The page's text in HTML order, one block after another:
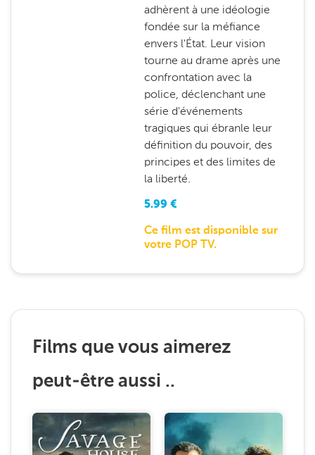
adhèrent à une idéologie
fondée sur la méfiance
envers l'État. Leur vision
tourne au drame après une
confrontation avec la
police, déclenchant une
série d'événements
tragiques qui ébranle leur
définition du pouvoir, des
principes et des limites de
la liberté.
5.99 €
Ce film est disponible sur
votre POP TV.
Films que vous aimerez
peut-être aussi ..